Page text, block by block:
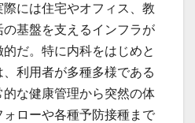
には住宅やオフィス、教
基盤を支えるインフラが
だ。特に内科をはじめと
利用者が多種多様である
な健康管理から突然の体
ローや各種予防接種まで